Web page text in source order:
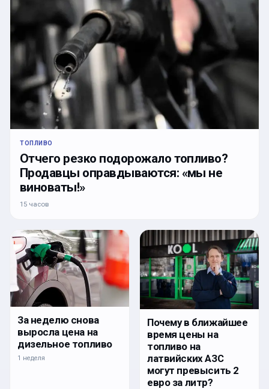
ТОПЛИВО
Отчего резко подорожало топливо?
Продавцы оправдываются: «мы не
виноваты!»
15 часов
За неделю снова
выросла цена на
дизельное топливо
1 неделя
Почему в ближайшее
время цены на
топливо на
латвийских АЗС
могут превысить 2
евро за литр?